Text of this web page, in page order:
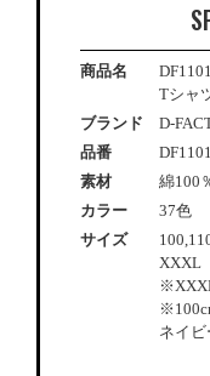
商品名
Tシャ
ブランド
D-
品番
DF1101
素材
綿100
カラー
37色
サイズ
XXXL
ネイ